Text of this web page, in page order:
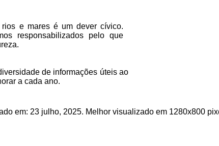
e mares é um dever cívico.
responsabilizados pelo que
de informações úteisao
a cada ano.
em: 23 julho, 2025. Melhor visualizado em 1280x800